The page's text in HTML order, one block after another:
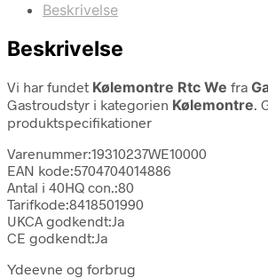
Beskrivelse
Beskrivelse
Vi har fundet Kølemontre Rtc We fra
Gastroudstyr i kategorien Kølemontre.
produktspecifikationer
Varenummer:19310237WE10000
EAN kode:5704704014886
Antal i 40HQ con.:80
Tarifkode:8418501990
UKCA godkendt:Ja
CE godkendt:Ja
Ydeevne og forbrug